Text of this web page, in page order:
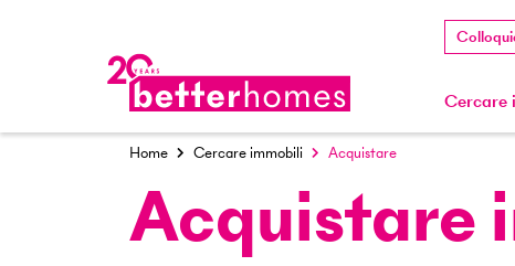
Cercare
Home Cercare immobili Acquistare
Acquistare